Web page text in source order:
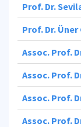
Prof. Dr.
Prof. Dr.
Assoc. Prof.
Assoc. Prof.
Assoc. Prof.
Assoc. Prof.